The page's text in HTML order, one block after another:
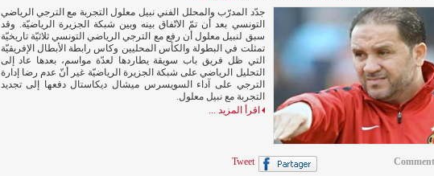
جدّد المدرّب والمحلل الفني نبيل معلول التجربة مع الترجي الرياضي
التونسي بعد أن تمّ الاتّفاق بينه وبين شبكة الجزيرة الرياضيّة. وقد
سبق لنبيل معلول أن رفع مع الترجي الرياضي التونسي ثلاثيّة تاريخيّة
تمثلت في البطولة والكأس المحليين وكاس رابطة الأبطال الإفريقيّة
التي ظل فريق باب سويقة يطاردها لعدّة مواسم، بعدها عاد إلى
التحليل الرياضي على شبكة الجزيرة الرياضيّة غير أنّ عدم رضا إدارة
الترجي على آداء السويسرس ميشال ديكاستال دفعها إلى تجديد
التجربة مع نبيل معلول.
اقرأ المزيد ...
Tweet